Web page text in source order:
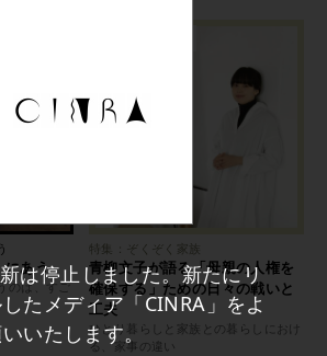
は停止しました。新たにリ
たメディア「CINRA」をよ
いたします。
にあう
のは、すご
特集：ぞくぞく家族
青柳文子が語る「母親の人権を
確保する」ための日々の戦いと
工夫
ひとり暮らしと家族との暮らしにおけ
る、家事の違い